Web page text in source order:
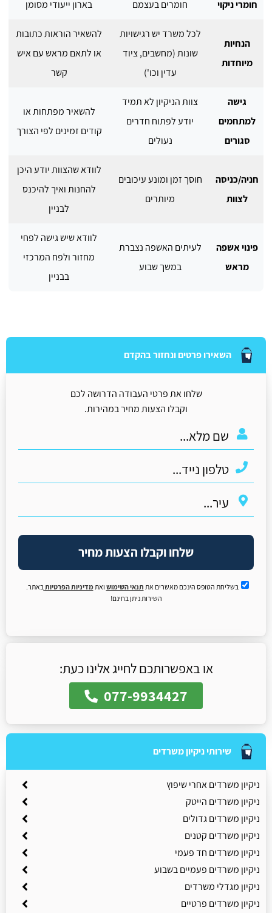
חומרי ניקוי חומרים בעצמם בארון ייעודי מסומן
הנחיות
מיוחדות
לכל משרד יש רגישויות
שונות (מחשבים, ציוד
עדין וכו')
להשאיר הוראות כתובות
או לתאם מראש עם איש
קשר
גישה
למתחמים
סגורים
צוות הניקיון לא תמיד
יודע לפתוח חדרים
נעולים
להשאיר מפתחות או
קודים זמינים לפי הצורך
חניה/כניסה
לצוות
חוסך זמן ומונע עיכובים
מיותרים
לוודא שהצוות יודע היכן
להחנות ואיך להיכנס
לבניין
פינוי אשפה
מראש
לעיתים האשפה נצברת
במשך שבוע
לוודא שיש גישה לפחי
מחזור ולפח המרכזי
בבניין
השאירו פרטים ונחזור בהקדם
שלחו את פרטי העבודה הדרושה לכם
וקבלו הצעות מחיר במהירות.
שלחו וקבלו הצעות מחיר
בשליחת הטופס הינכם מאשרים את תנאי השימוש ואתמדיניות הפרטיות באתר.
השירות ניתן בחינם!
או באפשרותכם לחייג אלינו כעת:
077-9934427
שירותי ניקיון משרדים
ניקיון משרדים אחרי שיפוץ
ניקיון משרדים הייטק
ניקיון משרדים גדולים
ניקיון משרדים קטנים
ניקיון משרדים חד פעמי
ניקיון משרדים פעמיים בשבוע
ניקיון מגדלי משרדים
ניקיון משרדים פרטיים